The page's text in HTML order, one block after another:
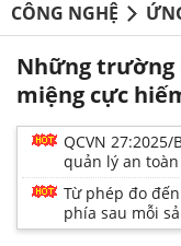
CÔNG NGHỆ
Những trường
miệng cực
QCVN
quản lý an
Từ phép đo
phía sau mỗi